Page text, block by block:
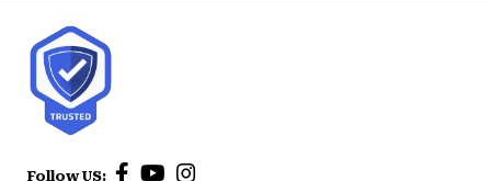
Follow US: